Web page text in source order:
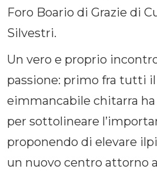
Foro Boario di Grazie di
Silvestri.
Un vero e proprio
passione: primo fra tutti
eimmancabile chitarra
per sottolineare
proponendo di elevare
un nuovo centro attorno